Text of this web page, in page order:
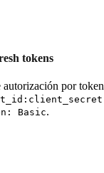
tokens
por
Basic.